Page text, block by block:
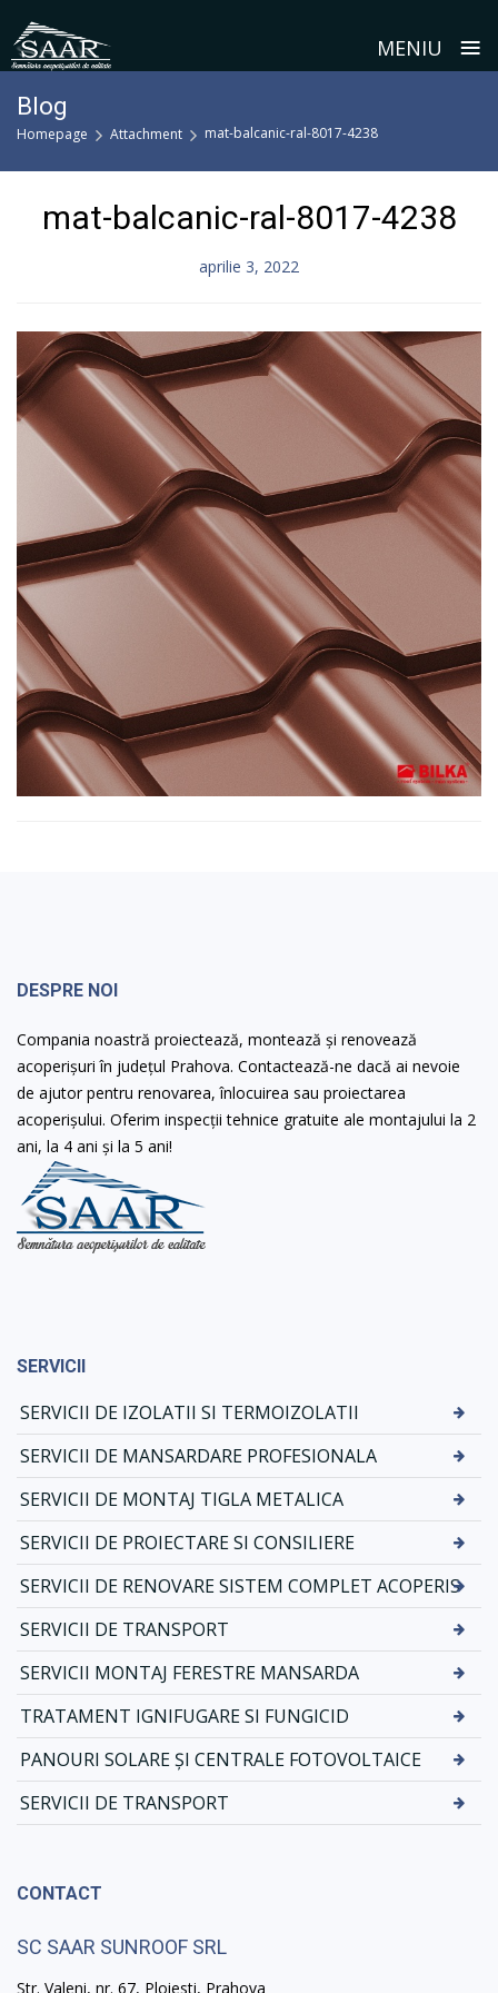
MENIU ≡
content
Blog
Homepage Attachment mat-balcanic-ral-8017-4238
mat-balcanic-ral-8017-4238
aprilie 3, 2022
DESPRE NOI
Compania noastră proiectează, montează și renovează
acoperișuri în județul Prahova. Contactează-ne dacă ai nevoie
de ajutor pentru renovarea, înlocuirea sau proiectarea
acoperișului. Oferim inspecții tehnice gratuite ale montajului la 2
ani, la 4 ani și la 5 ani!
SERVICII
SERVICII DE IZOLATII SI TERMOIZOLATII
SERVICII DE MANSARDARE PROFESIONALA
SERVICII DE MONTAJ TIGLA METALICA
SERVICII DE PROIECTARE SI CONSILIERE
SERVICII DE RENOVARE SISTEM COMPLET ACOPERIS
SERVICII DE TRANSPORT
SERVICII MONTAJ FERESTRE MANSARDA
TRATAMENT IGNIFUGARE SI FUNGICID
PANOURI SOLARE ȘI CENTRALE FOTOVOLTAICE
SERVICII DE TRANSPORT
CONTACT
SC SAAR SUNROOF SRL
Str. Valeni, nr. 67, Ploiesti, Prahova